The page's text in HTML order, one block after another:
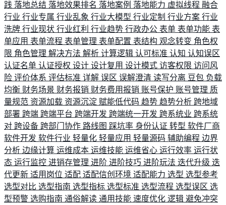
践 落地总结 落地效果排名 落地案例 落地能力 虚拟线程 融合
行业 行业专属 行业乱象 行业大模型 行业定制 行业方案 行业
洗牌 行业现状 行业红利 行业趋势 行政办公 表单 表单功能 表
单应用 表单流程 表单管理 表单配置 表结构 观念转变 角色权
限 角色管理 解决方法 解析 计算逻辑 认可标准 认知 认知误区
认证名单 认证授权 设计 设计复用 设计模式 访客权限 访问风
险 评价体系 评估标准 详解 误区 误解澄清 读写分离 豆包 负载
均衡 财务场景 财务报销 财务费用报销 账号保护 账号管理 质
量规范 资源加载 资源沉淀 赋能低代码 趋势 趋势分析 跨地域
部署 跨端 跨端平台 跨端开发 跨端统一开发 跨系统业 跨系统
对 跨设备 跨部门协作 路线图 踩坑率 身份认证 转型 软件厂商
软件开发 软件行业 轻量化 轻量应用 轻量源码 辅助编程 边界
分析 边缘计算 运维成本 运维技能 运维省心 运行效率 运行状
态 运行监控 进销存管理 进阶 进阶技巧 进阶玩法 迭代升级 迭
代更新 适用岗位 适配 适配信创环境 适配能力 选型 选型参考
选型对比 选型指南 选型指标 选型标准 选型流程 选型误区 选
型预警 选购指南 通俗解读 通用技能 速度优化 逻辑 避免冲突